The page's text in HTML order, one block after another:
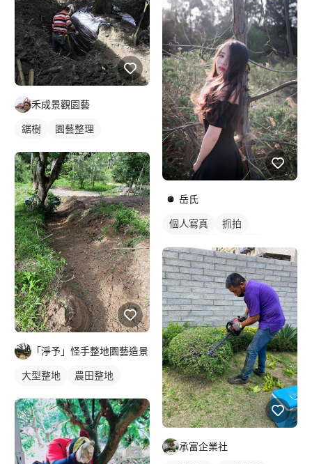
禾成景觀園藝
鋸樹 園藝整理
「淨予」怪手整地園藝造景
大型整地 農田整地
岳氏
個人寫真
抓拍
實景藝術照
藝術照
承富企業社